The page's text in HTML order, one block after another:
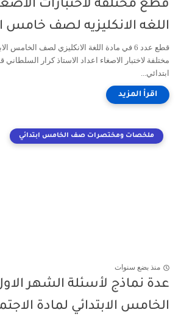
قطع مختلفة لاختبارات
اللغه الانكليزيه لصف خامس
قطع عدد 6 في مادة اللغة الانكليزي لصف
مختلفة لاختبار الاصغاء اعداد الاستاذ كرار
ابتدائي...
ملخصات ومختصرات صف الخامس ابتدائي
منذ بضع سنوات
عدة نماذج لأسئلة الشهر
الخامس الابتدائي لمادة